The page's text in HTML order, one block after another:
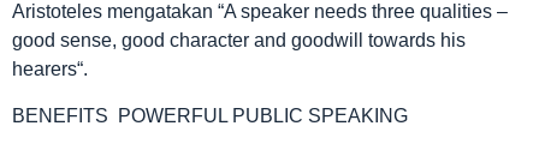
Aristoteles mengatakan “A speaker needs three qualities –
good sense, good character and goodwill towards his
hearers“.
BENEFITS POWERFUL PUBLIC SPEAKING